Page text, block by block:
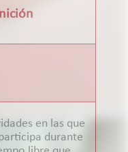
en las que
durante